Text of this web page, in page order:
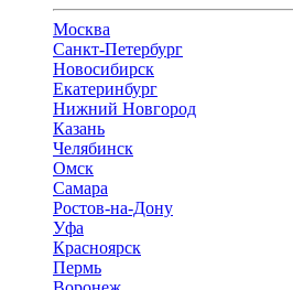
Москва
Санкт-Петербург
Новосибирск
Екатеринбург
Нижний Новгород
Казань
Челябинск
Омск
Самара
Ростов-на-Дону
Уфа
Красноярск
Пермь